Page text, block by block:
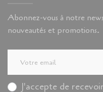
Abonnez-vous à notre
nouveautés et promotions.
J'accepte de